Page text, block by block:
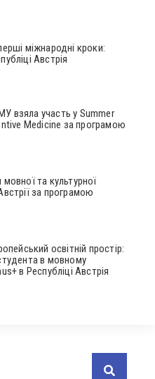
міжнародні кроки:
Австрія
взяла участь у Summer
Medicine за програмою
та культурної
за програмою
освітній простір:
в мовному
в Республіці Австрія